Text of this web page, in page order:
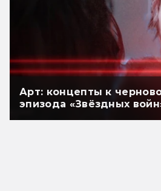
Арт: концепты к
эпизода «Звёздных